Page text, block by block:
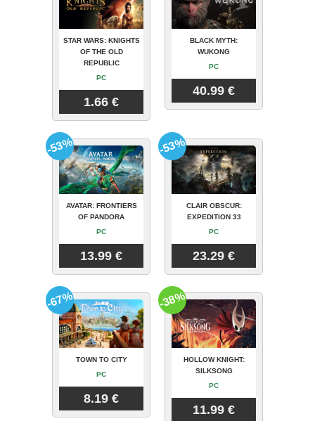
STAR WARS: KNIGHTS
OF THE OLD
REPUBLIC
PC
1.66 €
BLACK MYTH:
WUKONG
PC
40.99 €
AVATAR: FRONTIERS
OF PANDORA
PC
13.99 €
-53%
CLAIR OBSCUR:
EXPEDITION 33
PC
23.29 €
-53%
TOWN TO CITY
PC
8.19 €
-67%
HOLLOW KNIGHT:
SILKSONG
PC
11.99 €
-38%